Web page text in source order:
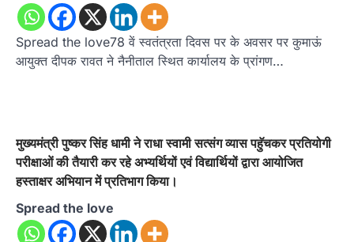
Spread the love78 वें स्वतंत्रता दिवस पर के अवसर पर कुमाऊं
आयुक्त दीपक रावत ने नैनीताल स्थित कार्यालय के प्रांगण…
मुख्यमंत्री पुष्कर सिंह धामी ने राधा स्वामी सत्संग व्यास पहुॅचकर प्रतियोगी
परीक्षाओं की तैयारी कर रहे अभ्यर्थियों एवं विद्यार्थियों द्वारा आयोजित
हस्ताक्षर अभियान में प्रतिभाग किया।
Spread the love